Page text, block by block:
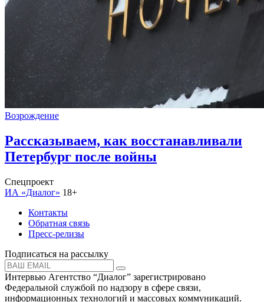
Возрождение
Рассказываем, как восстанавливали
Петербург после войны
Спецпроект
ИА «Диалог» 18+
Контакты
Обратная связь
Пресс-релизы
Подписаться на рассылку
Интервью Агентство “Диалог” зарегистрировано
Федеральной службой по надзору в сфере связи,
информационных технологий и массовых коммуникаций.